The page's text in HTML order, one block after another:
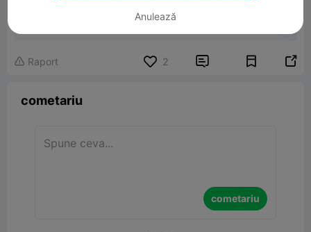
Model 3D înrudit
 Raport 2  
cometariu
cometariu
Anulează